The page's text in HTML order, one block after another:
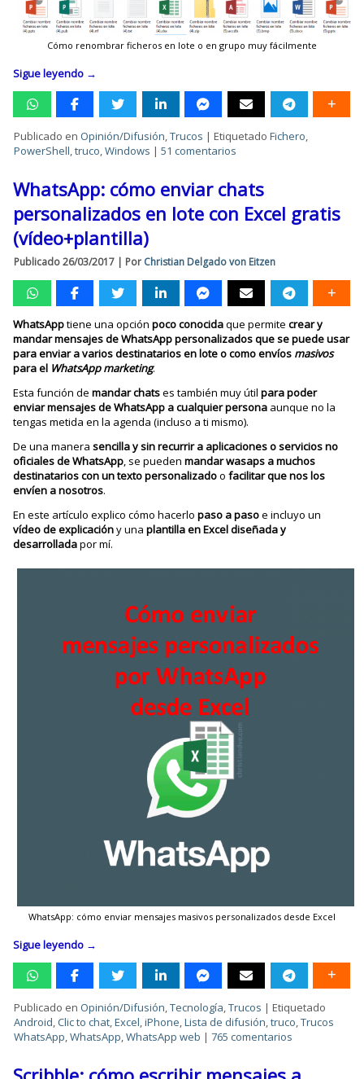
Cómo renombrar ficheros en lote o en grupo muy fácilmente
Sigue leyendo →
Publicado en Opinión/Difusión,Trucos |Etiquetado Fichero,
PowerShell,truco,Windows |51 comentarios
WhatsApp: cómo enviar chats
personalizados en lote con Excel gratis
(vídeo+plantilla)
Publicado 26/03/2017 | Por Christian Delgado von Eitzen
WhatsApptiene una opciónpoco conocidaque permitecrear y
mandar mensajes de WhatsApp personalizados que se puede usar
para enviara varios destinatarios en lote o como envíos masivos
para el WhatsApp marketing.
Esta función demandar chatses también muy útilpara poder
enviar mensajes de WhatsApp a cualquier persona aunque no la
tengas metida en la agenda (incluso a ti mismo).
De una manerasencilla y sin recurrir a aplicaciones o servicios no
oficiales de WhatsApp, se puedenmandar wasaps a muchos
destinatarios con un texto personalizadoofacilitar que nos los
envíen a nosotros.
En este artículo explico cómo hacerlopaso a pasoe incluyo un
vídeo de explicacióny unaplantilla en Excel diseñada y
desarrolladapor mí.
WhatsApp: cómo enviar mensajes masivos personalizados desde Excel
Sigue leyendo →
Publicado en Opinión/Difusión,Tecnología,Trucos |Etiquetado
Android,Clic to chat,Excel,iPhone,Lista de difusión,truco,Trucos
WhatsApp,WhatsApp,WhatsApp web |765 comentarios